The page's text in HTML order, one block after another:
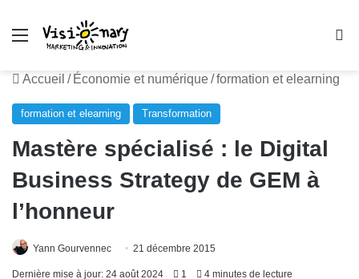
Menu
Accueil / Économie et numérique/formation et elearning
formation et elearning Transformation
Mastère spécialisé : le Digital
Business Strategy de GEM à
l’honneur
Yann Gourvennec 21 décembre 2015
Dernière mise à jour: 24 août 2024 1 4 minutes de lecture